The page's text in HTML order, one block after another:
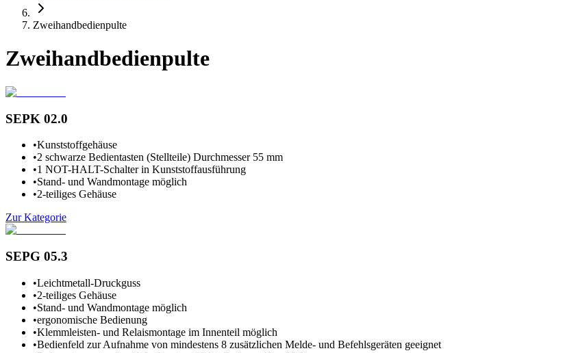
Zweihandbedienpulte
Zweihandbedienpulte
SEPK 02.0
•Kunststoffgehäuse
•2 schwarze Bedientasten (Stellteile) Durchmesser 55 mm
•1 NOT-HALT-Schalter in Kunststoffausführung
•Stand- und Wandmontage möglich
•2-teiliges Gehäuse
Zur Kategorie
SEPG 05.3
•Leichtmetall-Druckguss
•2-teiliges Gehäuse
•Stand- und Wandmontage möglich
•ergonomische Bedienung
•Klemmleisten- und Relaismontage im Innenteil möglich
•Bedienfeld zur Aufnahme von mindestens 8 zusätzlichen Melde- und Befehlsgeräten geeignet